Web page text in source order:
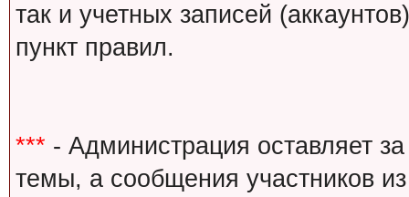
так и учетных записей
пункт правил.
*** - Администрация оставляет
темы, а сообщения участников